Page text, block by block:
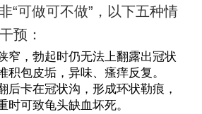
“可做可不做”，以下五种情
预：
窄，勃起时仍无法上翻露出冠状
积包皮垢，异味、瘙痒反复。
后卡在冠状沟，形成环状勒痕，
时可致龟头缺血坏死。